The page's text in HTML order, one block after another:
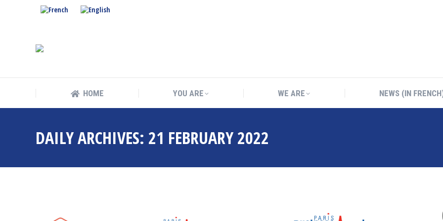
HOME YOU ARE WE ARE NEWS (IN
DAILY ARCHIVES: 21 FEBRUARY 2022
HOME